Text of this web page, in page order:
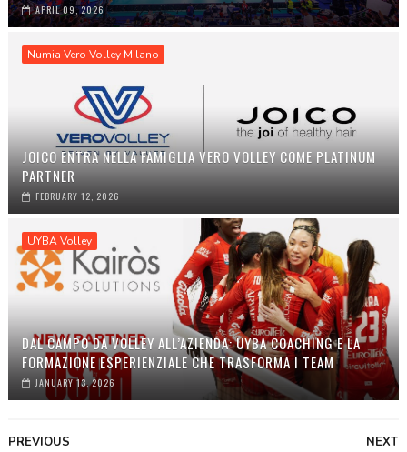
APRIL 09, 2026
Numia Vero Volley Milano
JOICO ENTRA NELLA FAMIGLIA VERO VOLLEY COME PLATINUM
PARTNER
FEBRUARY 12, 2026
UYBA Volley
DAL CAMPO DA VOLLEY ALL’AZIENDA: UYBA COACHING E LA
FORMAZIONE ESPERIENZIALE CHE TRASFORMA I TEAM
JANUARY 13, 2026
NEXT
PREVIOUS